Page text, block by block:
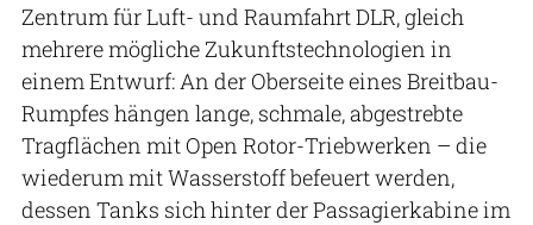
Zentrum für Luft- und Raumfahrt DLR, gleich
mehrere mögliche Zukunftstechnologien in
einem Entwurf: An der Oberseite eines Breitbau-
Rumpfes hängen lange, schmale, abgestrebte
Tragflächen mit Open Rotor-Triebwerken – die
wiederum mit Wasserstoff befeuert werden,
dessen Tanks sich hinter der Passagierkabine im